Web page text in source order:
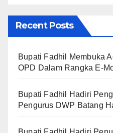
Recent Posts
Bupati Fadhil Membuka
OPD Dalam Rangka E-
Bupati Fadhil Hadiri
Pengurus DWP Batang